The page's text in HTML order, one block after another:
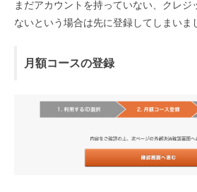
まだアカウントを持っていない、クレジ
ないという場合は先に登録してしまいま
月額コースの登録